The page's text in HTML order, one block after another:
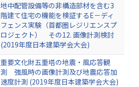
地中配管設備等の非構造部材を含む3
階建て住宅の機能を検証するE－ディ
フェンス実験（首都圏レジリエンスプ
ロジェクト） その12. 画像計測検討
(2019年度日本建築学会大会)
重要文化財五重塔の地震・風応答観
測 強風時の画像計測及び地震応答加
速度計測 (2019年度日本建築学会大会)